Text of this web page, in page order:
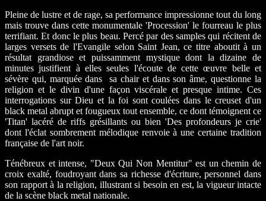
Pleine de lustre et de rage, sa performance impressionne tout du long
mais trouve dans cette monumentale 'Procession' le fourreau le plus
terrifiant. Et donc le plus beau. Percé par des samples qui récitent de
larges versets de l'Evangile selon Saint Jean, ce titre aboutit à un
résultat grandiose et puissamment mystique dont la dizaine de
minutes justifient à elles seules l'écoute de cette œuvre belle et
sévère qui, marquée dans sa chair et dans son âme, questionne la
religion et le divin d'une façon viscérale et presque intime. Ces
interrogations sur Dieu et la foi sont coulées dans le creuset d'un
black metal abrupt et fougueux tout ensemble, ce dont témoignent ce
'Titan' lacéré de riffs grésillants ou bien 'Des profondeurs je crie'
dont l'éclat sombrement mélodique renvoie à une certaine tradition
française de l'art noir.
Ténébreux et intense, "Deux Qui Non Mentitur" est un chemin de
croix exalté, foudroyant dans sa richesse d'écriture, personnel dans
son rapport à la religion, illustrant si besoin en est, la vigueur intacte
de la scène black metal nationale.